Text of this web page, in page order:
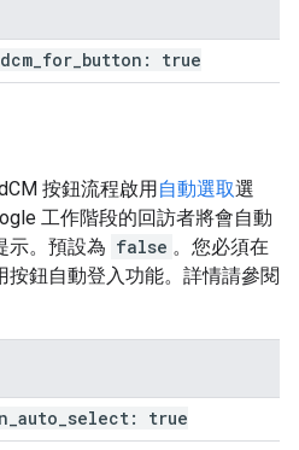
for button: true
按鈕流程啟用自動選取選
工作階段的回訪者將會自動
示。預設為 false 。您必須在
鈕自動登入功能。詳情請參閱
auto select: true